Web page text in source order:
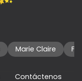
Marie Claire
Contáctenos